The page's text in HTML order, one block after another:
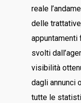
reale
delle
appuntamenti
svolti
visibilità
dagli annunci
tutte le